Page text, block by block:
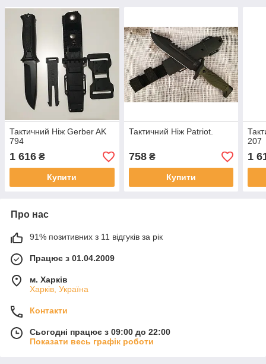
Тактичний Ніж Gerber AK
794
1 616 ₴
Купити
Тактичний Ніж Patriot.
758₴
Купити
207
1
Про нас
91% позитивних з 11 відгуків за рік
Працює з 01.04.2009
м. Харків
Харків, Україна
Контакти
Сьогодні працює з 09:00 до 22:00
Показати весь графік роботи